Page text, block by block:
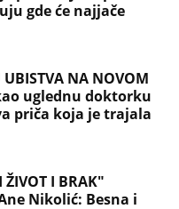
Nišlijka izgubila život
porodica mesecima
staza,
kakvo čudo